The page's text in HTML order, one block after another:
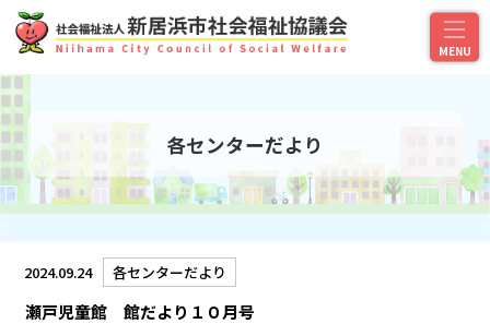
各センターだより
2024.09.24 各センターだより
瀬戸児童館 館だより１０月号